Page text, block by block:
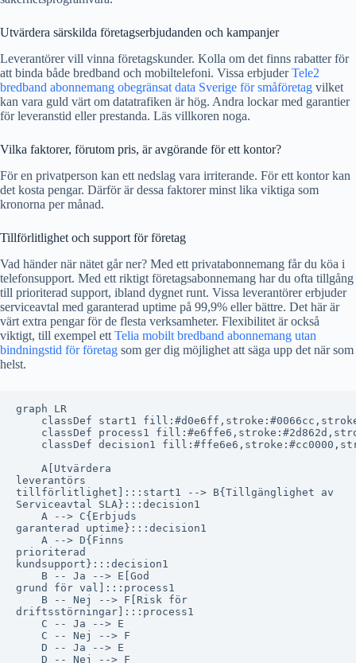
Utvärdera särskilda företagserbjudanden och kampanjer
Leverantörer vill vinna företagskunder. Kolla om det finns rabatter för
att binda både bredband och mobiltelefoni. Vissa erbjuderTele2
bredband abonnemang obegränsat data Sverige för småföretag vilket
kan vara guld värt om datatrafiken är hög. Andra lockar med garantier
för leveranstid eller prestanda. Läs villkoren noga.
Vilka faktorer, förutom pris, är avgörande för ett kontor?
För en privatperson kan ett nedslag vara irriterande. För ett kontor kan
det kosta pengar. Därför är dessa faktorer minst lika viktiga som
kronorna per månad.
Tillförlitlighet och support för företag
Vad händer när nätet går ner? Med ett privatabonnemang får du köa i
telefonsupport. Med ett riktigt företagsabonnemang har du ofta tillgång
till prioriterad support, ibland dygnet runt. Vissa leverantörer erbjuder
serviceavtal med garanterad uptime på 99,9% eller bättre. Det här är
värt extra pengar för de flesta verksamheter. Flexibilitet är också
viktigt, till exempel ett Telia mobilt bredband abonnemang utan
bindningstid för företag som ger dig möjlighet att säga upp det när som
helst.
graph LR
classDef start1
classDef process1
classDef decision1
    A[Utvärdera
leverantörs
tillförlitlighet]:::start1 --> B{Tillgänglighet av
Serviceavtal SLA}:::decision1
    A --> C{Erbjuds
garanterad uptime}:::decision1
    A --> D{Finns
prioriterad
kundsupport}:::decision1
    B -- Ja --> E[God
grund för val]:::process1
    B -- Nej --> F[Risk för
driftsstörningar]:::process1
    C -- Ja --> E
    C -- Nej --> F
    D -- Ja --> E